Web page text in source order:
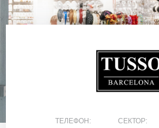
ТЕЛЕФОН: СЕКТОР: